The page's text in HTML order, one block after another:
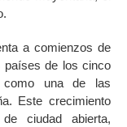
a comienzos de
países de los cinco
como una de las
Este crecimiento
ciudad abierta,